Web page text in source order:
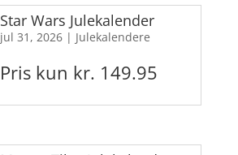
Star Wars Julekalender
jul 31, 2026| Julekalendere
Pris kun kr. 149.95